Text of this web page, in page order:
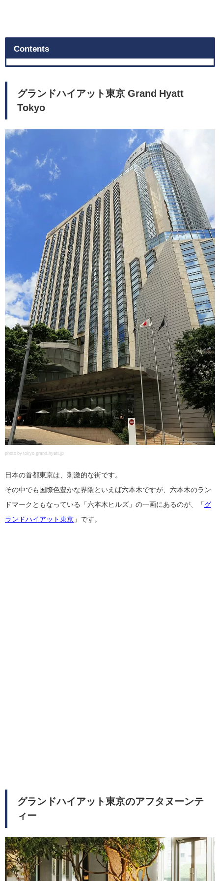
Contents
グランドハイアット東京 Grand Hyatt
Tokyo
photo by tokyo.grand.hyatt.jp
日本の首都東京は、刺激的な街です。
その中でも国際色豊かな界隈といえば六本木ですが、六本木のラン
ドマークともなっている「六本木ヒルズ」の一画にあるのが、「 グ
ランドハイアット東京 」です。
グランドハイアット東京のアフタヌーンテ
ィー